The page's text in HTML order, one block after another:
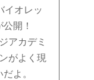
イオレッ
開！
アカデミ
がよく現
よ。